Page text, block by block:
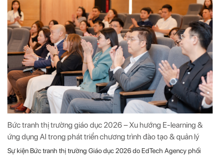
Bức tranh thị trường giáo dục 2026 – Xu hướng E-learning &
ứng dụng AI trong phát triển chương trình đào tạo & quản lý
Sự kiện Bức tranh thị trường Giáo dục 2026 do EdTech Agency phối